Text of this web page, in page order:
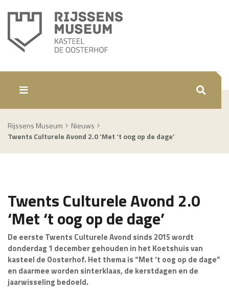
ZOEKEN
Rijssens Museum
Nieuws
Twents Culturele Avond 2.0 ‘Met ‘t oog op de dage’
Twents Culturele Avond 2.0
‘Met ‘t oog op de dage’
De eerste Twents Culturele Avond sinds 2015 wordt
donderdag 1 december gehouden in het Koetshuis van
kasteel de Oosterhof. Het thema is “Met ‘t oog op de dage”
en daarmee worden sinterklaas, de kerstdagen en de
jaarwisseling bedoeld.